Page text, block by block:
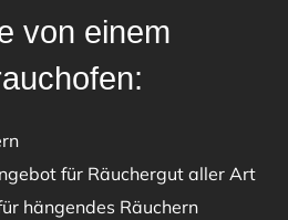
von einem
für Räuchergut aller Art
hängendes Räuchern